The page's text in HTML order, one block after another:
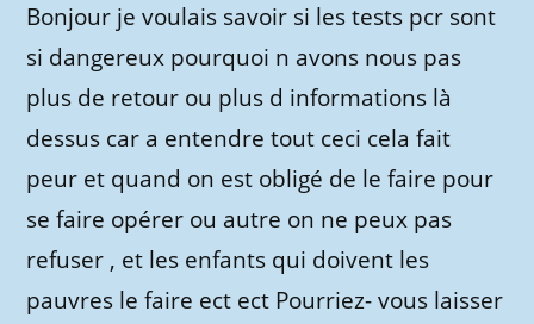
Bonjour je voulais savoir si les tests pcr sont
si dangereux pourquoi n avons nous pas
plus de retour ou plus d informations là
dessus car a entendre tout ceci cela fait
peur et quand on est obligé de le faire pour
se faire opérer ou autre on ne peux pas
refuser , et les enfants qui doivent les
pauvres le faire ect ect Pourriez- vous laisser